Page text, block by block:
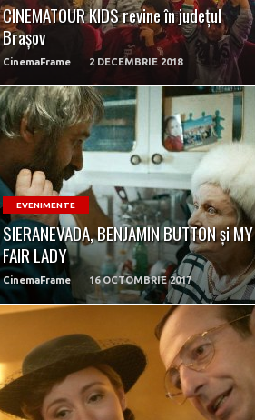
CINEMATOUR KIDS revine în județul
Brașov
CinemaFrame 2 DECEMBRIE 2018
EVENIMENTE
SIERANEVADA, BENJAMIN BUTTON și MY
FAIR LADY
CinemaFrame 16 OCTOMBRIE 2017
READ MORE
READ MORE